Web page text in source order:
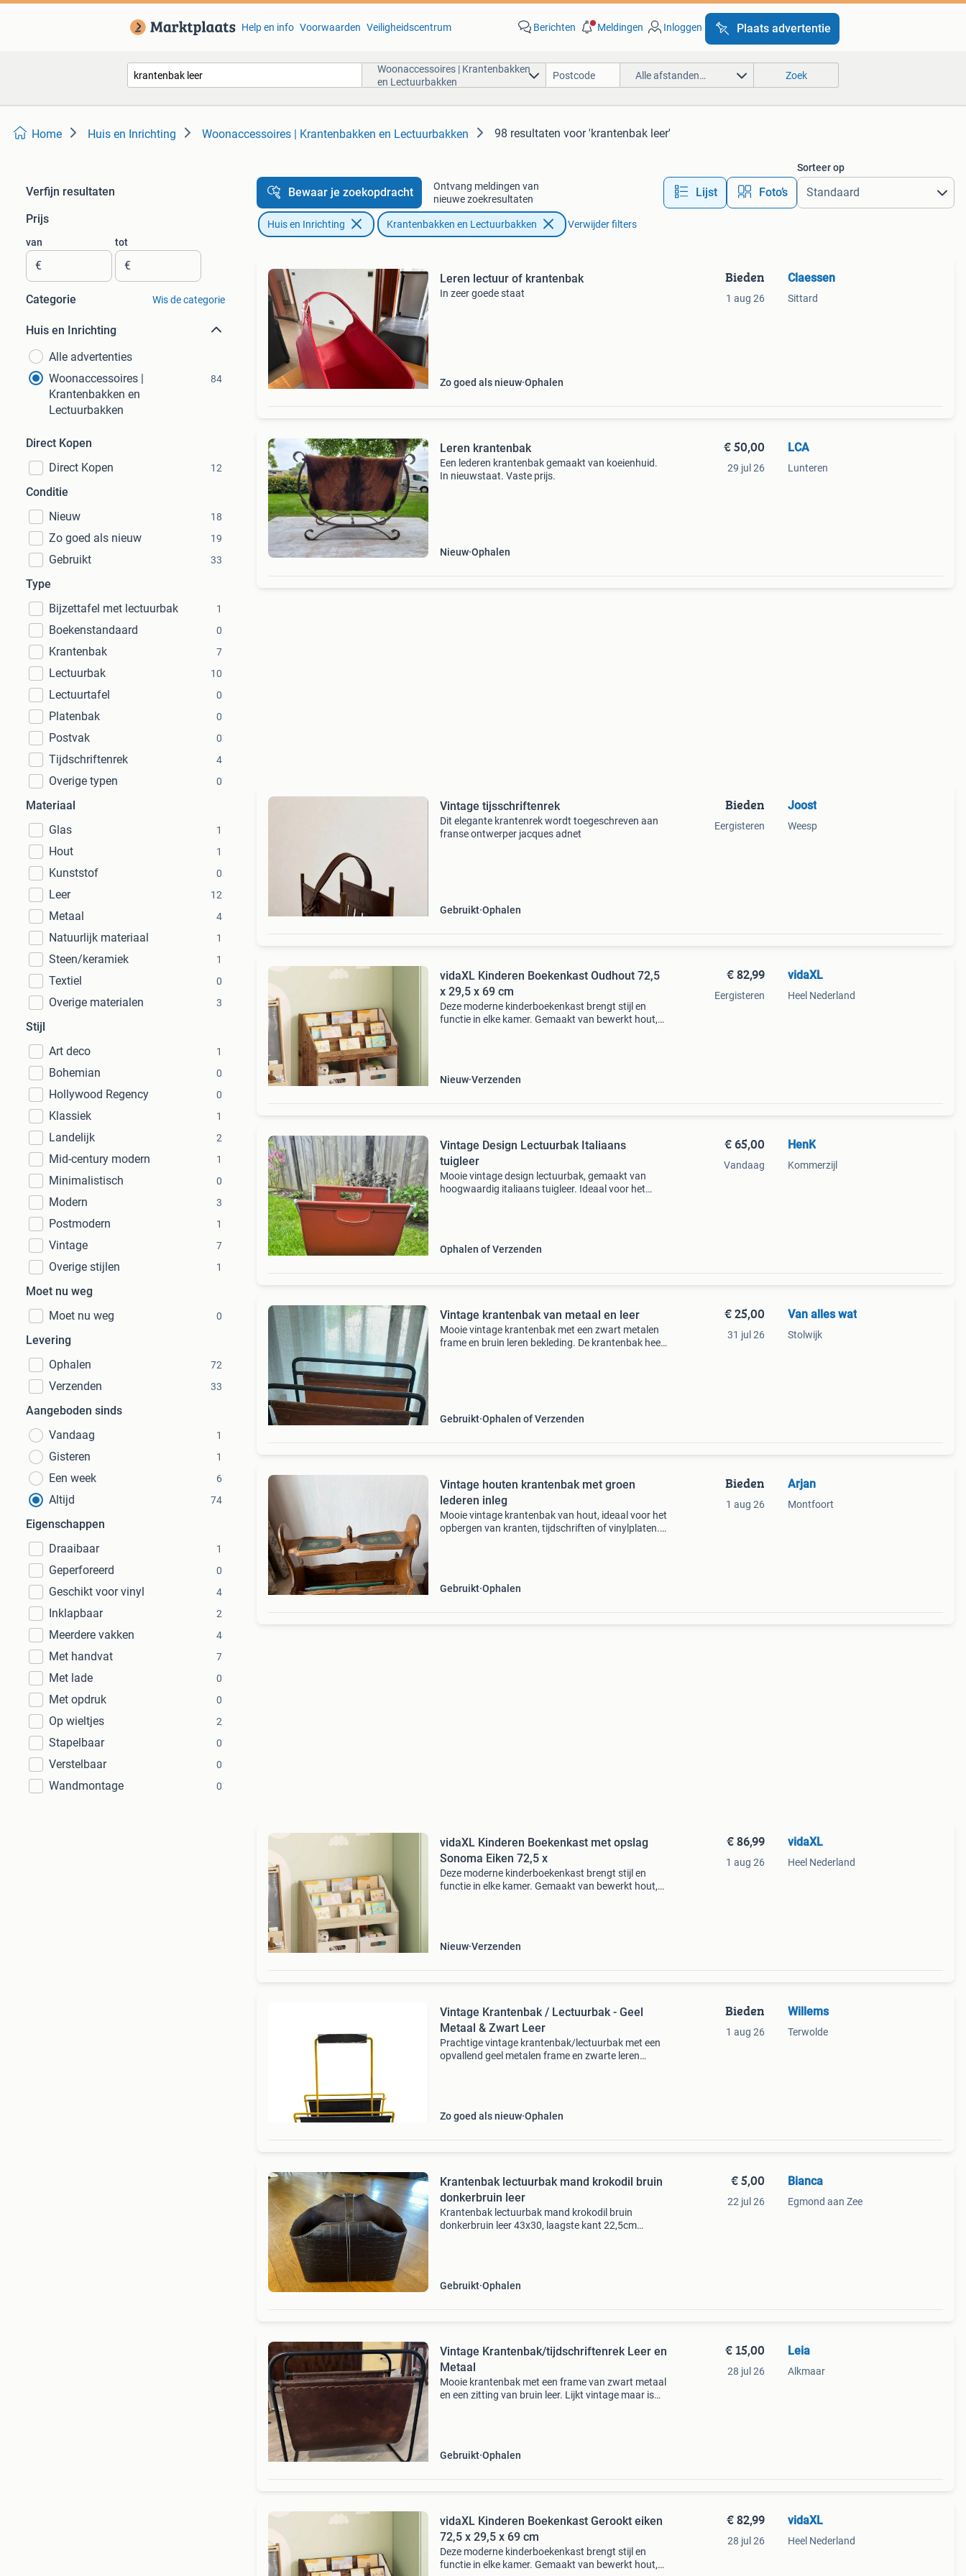
Help en info Voorwaarden Veiligheidscentrum Berichten Meldingen Inloggen Plaats advertentie
Woonaccessoires | Krantenbakken
en Lectuurbakken
Alle afstanden… Zoek
Home Huis en Inrichting Woonaccessoires | Krantenbakken en Lectuurbakken 98 resultaten voor 'krantenbak leer'
Verfijn resultaten
Prijs
van
€
tot
€
Categorie Wis de categorie
Huis en Inrichting
Alle advertenties
Woonaccessoires |
Krantenbakken en
Lectuurbakken
84
Direct Kopen
Direct Kopen
12
Conditie
Nieuw
18
Zo goed als nieuw 19
Gebruikt 33
Type
Bijzettafel met lectuurbak
1
Boekenstandaard 0
Krantenbak 7
Lectuurbak 10
Lectuurtafel 0
Platenbak 0
Postvak 0
Tijdschriftenrek 4
Overige typen 0
Materiaal
Glas
1
Hout 1
Kunststof 0
Leer 12
Metaal 4
Natuurlijk materiaal 1
Steen/keramiek 1
Textiel 0
Overige materialen 3
Stijl
Art deco
1
Bohemian 0
Hollywood Regency 0
Klassiek 1
Landelijk 2
Mid-century modern 1
Minimalistisch 0
Modern 3
Postmodern 1
Vintage 7
Overige stijlen 1
Moet nu weg
Moet nu weg
0
Levering
Ophalen
72
Verzenden 33
Aangeboden sinds
Vandaag
1
Gisteren 1
Een week 6
Altijd 74
Eigenschappen
Draaibaar
1
Geperforeerd 0
Geschikt voor vinyl 4
Inklapbaar 2
Meerdere vakken 4
Met handvat 7
Met lade 0
Met opdruk 0
Op wieltjes 2
Stapelbaar 0
Verstelbaar 0
Wandmontage 0
Bewaar je zoekopdracht
Ontvang meldingen van
nieuwe zoekresultaten
Lijst Foto’s
Sorteer op
Huis en Inrichting Krantenbakken en Lectuurbakken Verwijder filters
Leren lectuur of krantenbak
In zeer goede staat
Zo goed als nieuw Ophalen
Bieden
1 aug 26
Claessen
Sittard
Leren krantenbak
Een lederen krantenbak gemaakt van koeienhuid.
In nieuwstaat. Vaste prijs.
Nieuw Ophalen
€ 50,00
29 jul 26
LCA
Lunteren
Vintage tijsschriftenrek
Dit elegante krantenrek wordt toegeschreven aan
franse ontwerper jacques adnet
Gebruikt Ophalen
Bieden
Eergisteren
Joost
Weesp
vidaXL Kinderen Boekenkast Oudhout 72,5
x 29,5 x 69 cm
Deze moderne kinderboekenkast brengt stijl en
functie in elke kamer. Gemaakt van bewerkt hout,
Nieuw Verzenden
€ 82,99
Eergisteren
vidaXL
Heel Nederland
Vintage Design Lectuurbak Italiaans
tuigleer
Mooie vintage design lectuurbak, gemaakt van
hoogwaardig italiaans tuigleer. Ideaal voor het
Ophalen of Verzenden
€ 65,00
Vandaag
HenK
Kommerzijl
Vintage krantenbak van metaal en leer
Mooie vintage krantenbak met een zwart metalen
frame en bruin leren bekleding. De krantenbak heeft
Gebruikt Ophalen of Verzenden
€ 25,00
31 jul 26
Van alles wat
Stolwijk
Vintage houten krantenbak met groen
lederen inleg
Mooie vintage krantenbak van hout, ideaal voor het
opbergen van kranten, tijdschriften of vinylplaten.
Gebruikt Ophalen
Bieden
1 aug 26
Arjan
Montfoort
vidaXL Kinderen Boekenkast met opslag
Sonoma Eiken 72,5 x
Deze moderne kinderboekenkast brengt stijl en
functie in elke kamer. Gemaakt van bewerkt hout,
Nieuw Verzenden
€ 86,99
1 aug 26
vidaXL
Heel Nederland
Vintage Krantenbak / Lectuurbak - Geel
Metaal & Zwart Leer
Prachtige vintage krantenbak/lectuurbak met een
opvallend geel metalen frame en zwarte leren
Zo goed als nieuw Ophalen
Bieden
1 aug 26
Willems
Terwolde
Krantenbak lectuurbak mand krokodil bruin
donkerbruin leer
Krantenbak lectuurbak mand krokodil bruin
donkerbruin leer 43x30, laagste kant 22,5cm
Gebruikt Ophalen
€ 5,00
22 jul 26
Bianca
Egmond aan Zee
Vintage Krantenbak/tijdschriftenrek Leer en
Metaal
Mooie krantenbak met een frame van zwart metaal
en een zitting van bruin leer. Lijkt vintage maar is
Gebruikt Ophalen
€ 15,00
28 jul 26
Leia
Alkmaar
vidaXL Kinderen Boekenkast Gerookt eiken
72,5 x 29,5 x 69 cm
Deze moderne kinderboekenkast brengt stijl en
functie in elke kamer. Gemaakt van bewerkt hout,
€ 82,99
28 jul 26
vidaXL
Heel Nederland